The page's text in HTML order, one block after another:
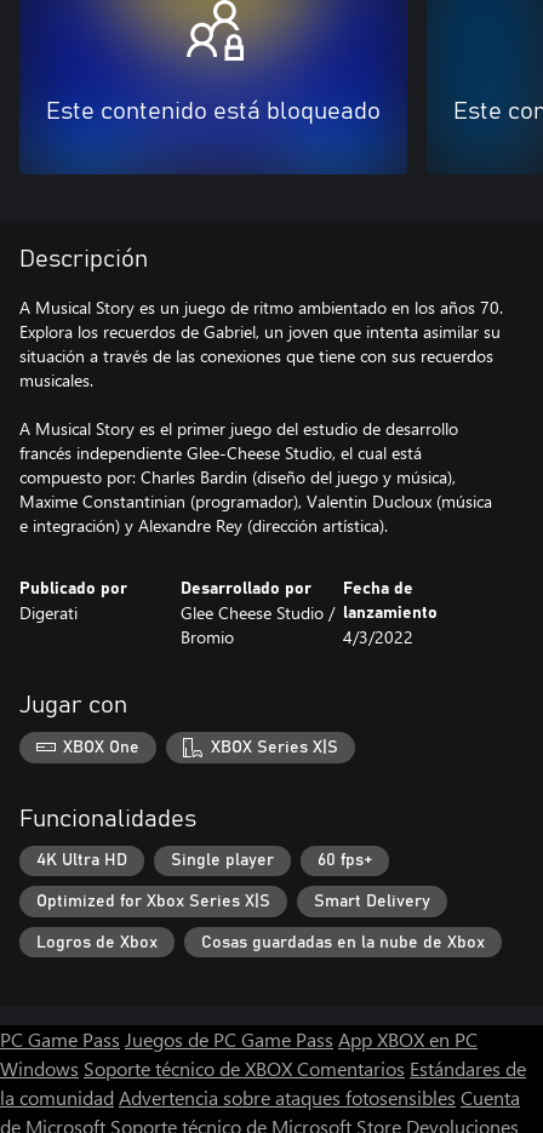
Este contenido está bloqueado Este
Descripción
A Musical Story es un juego de ritmo ambientado en los años 70.
Explora los recuerdos de Gabriel, un joven que intenta asimilar su
situación a través de las conexiones que tiene con sus recuerdos
musicales.
A Musical Story es el primer juego del estudio de desarrollo
francés independiente Glee-Cheese Studio, el cual está
compuesto por: Charles Bardin (diseño del juego y música),
Maxime Constantinian (programador), Valentin Ducloux (música
e integración) y Alexandre Rey (dirección artística).
Publicado por
Digerati
Desarrollado por
Glee Cheese Studio /
Bromio
Fecha de
lanzamiento
4/3/2022
Jugar con
XBOX One XBOX Series X|S
Funcionalidades
4K Ultra HD Single player 60 fps+
Optimized for Xbox Series X|S Smart Delivery
Logros de Xbox Cosas guardadas en la nube de Xbox
PC Game Pass Juegos de PC Game Pass App XBOX en PC
Windows Soporte técnico de XBOXComentarios Estándares de
la comunidad Advertencia sobre ataques fotosensibles Cuenta
de Microsoft Soporte técnico de Microsoft Store Devoluciones